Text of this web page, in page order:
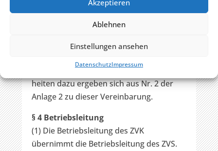
Akzeptieren
Ablehnen
Einstellungen ansehen
DatenschutzImpressum
1 zugeordnet sind.
zugeordnet sind, werden aufgrund von
Kostenstellen verteilt. Einzel
heiten dazu ergeben sich aus Nr. 2 der
Anlage 2 zu dieser Vereinbarung.
§ 4 Betriebsleitung
(1) Die Betriebsleitung des ZVK
übernimmt die Betriebsleitung des ZVS.